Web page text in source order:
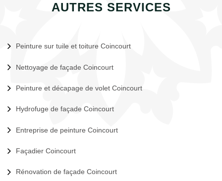
AUTRES SERVICES
Peinture sur tuile et toiture Coincourt
Nettoyage de façade Coincourt
Peinture et décapage de volet Coincourt
Hydrofuge de façade Coincourt
Entreprise de peinture Coincourt
Façadier Coincourt
Rénovation de façade Coincourt